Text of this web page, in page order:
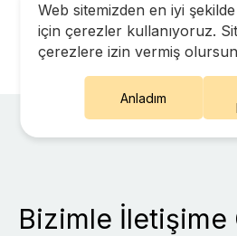
Bizimle İletişime
Web sitemizden en iyi
için çerezler kullanıyoruz.
çerezlere izin vermiş
Anladım